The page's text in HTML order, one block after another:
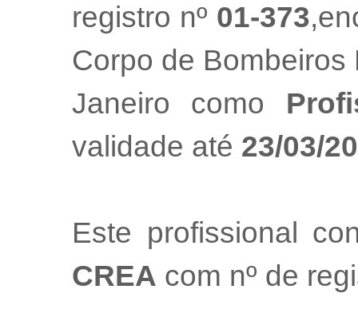
registro nº 01-373
Corpo de
Janeiro como
validade até 23/03/
Este profissional
CREA com nº de